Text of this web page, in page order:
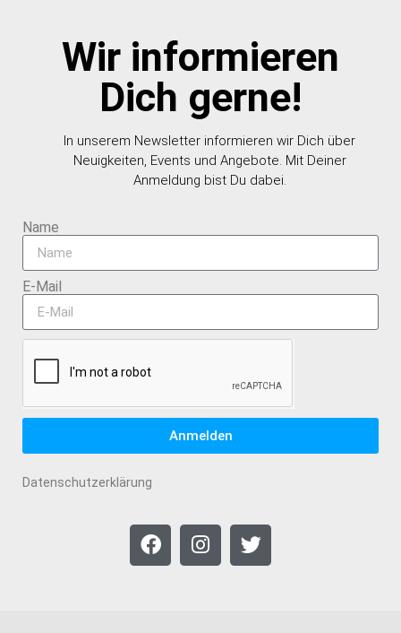
Wir informieren
Dich gerne!
In unserem Newsletter informieren wir Dich über
Neuigkeiten, Events und Angebote. Mit Deiner
Anmeldung bist Du dabei.
Name
E-Mail
Anmelden
Datenschutzerklärung